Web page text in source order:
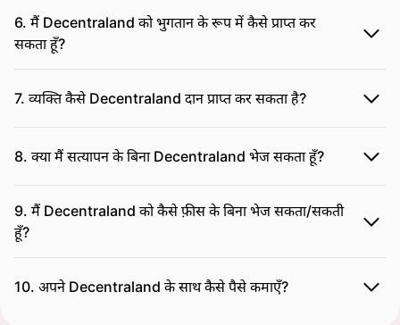
6. मैं Decentraland को भुगतान के रूप में कैसे प्राप्त कर
सकता हूँ?
7. व्यक्ति कैसे Decentraland दान प्राप्त कर सकता है?
8. क्या मैं सत्यापन के बिना Decentraland भेज सकता हूँ?
9. मैं Decentraland को कैसे फ़ीस के बिना भेज सकता/सकती
हूँ?
10. अपने Decentraland के साथ कैसे पैसे कमाएँ?